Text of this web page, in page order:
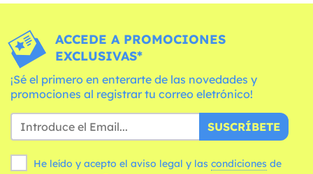
ACCEDE A PROMOCIONES
EXCLUSIVAS*
¡Sé el primero en enterarte de las novedades y
promociones al registrar tu correo eletrónico!
SUSCRÍBETE
He leído y acepto el aviso legal y las condiciones